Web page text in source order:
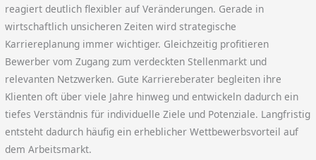
reagiert deutlich flexibler auf Veränderungen. Gerade in
wirtschaftlich unsicheren Zeiten wird strategische
Karriereplanung immer wichtiger. Gleichzeitig profitieren
Bewerber vom Zugang zum verdeckten Stellenmarkt und
relevanten Netzwerken. Gute Karriereberater begleiten ihre
Klienten oft über viele Jahre hinweg und entwickeln dadurch ein
tiefes Verständnis für individuelle Ziele und Potenziale. Langfristig
entsteht dadurch häufig ein erheblicher Wettbewerbsvorteil auf
dem Arbeitsmarkt.